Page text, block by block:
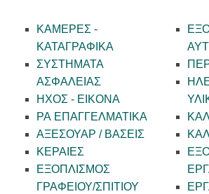
ΚΑΜΕΡΕΣ -
KATAΓΡΑΦΙΚΑ
ΣΥΣΤΗΜΑΤΑ
ΑΣΦΑΛΕΙΑΣ
ΗΧΟΣ - ΕΙΚΟΝΑ
PA ΕΠΑΓΓΕΛΜΑΤΙΚΑ
ΑΞΕΣΟΥΑΡ / ΒΑΣΕΙΣ
ΚΕΡΑΙΕΣ
ΕΞΟΠΛΙΣΜΟΣ
ΓΡΑΦΕΙΟΥ/ΣΠΙΤΙΟΥ